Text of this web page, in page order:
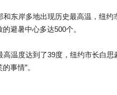
和东岸多地出现历史最高温，纽
避暑中心多达500个。
高温度达到了39度，纽约市长白
事情”。